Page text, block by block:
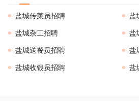
盐城传菜员招聘
盐
盐城杂工招聘
盐
盐城送餐员招聘
盐
盐城收银员招聘
盐